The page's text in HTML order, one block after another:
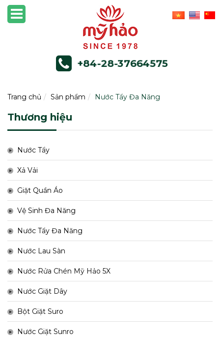
+84-28-37664575
Trang chủ Sản phẩm Nước Tẩy Đa Năng
Thương hiệu
Nước Tẩy
Xả Vải
Giặt Quần Áo
Vệ Sinh Đa Năng
Nước Tẩy Đa Năng
Nước Lau Sàn
Nước Rửa Chén Mỹ Hảo 5X
Nước Giặt Dây
Bột Giặt Suro
Nước Giặt Sunro